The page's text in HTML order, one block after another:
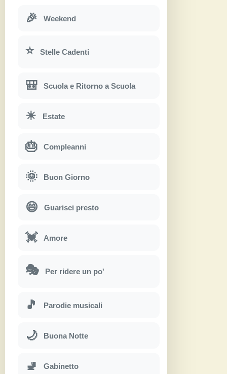
🎉 Weekend
⭐ Stelle Cadenti
🎒 Scuola e Ritorno a Scuola
☀ Estate
🎂 Compleanni
🌞 Buon Giorno
😄 Guarisci presto
💓 Amore
🎭 Per ridere un po'
🎵 Parodie musicali
🌙 Buona Notte
🚽 Gabinetto